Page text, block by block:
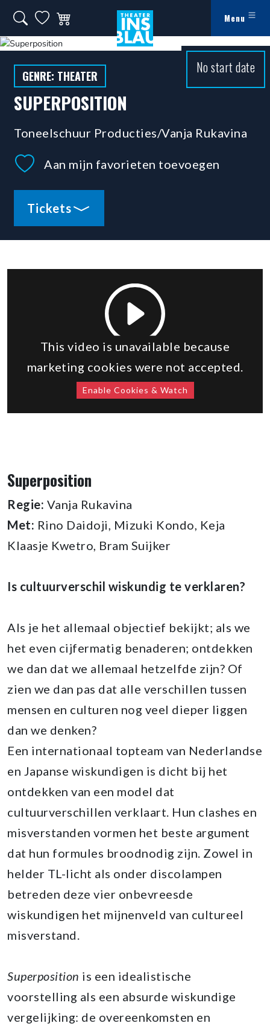
Ga naar hoofdinhoud
Zoeken op website
Mijn favorieten
Winkelwagen Menu
Theater Ins Blau - Theater in Leiden
GENRE: THEATER
SUPERPOSITION
Toneelschuur Producties/Vanja Rukavina
Aan mijn favorieten toevoegen
Tickets
No start date
This video is unavailable because
marketing cookies were not accepted.
Enable Cookies & Watch
Superposition
Regie: Vanja Rukavina
Met: Rino Daidoji, Mizuki Kondo, Keja
Klaasje Kwetro, Bram Suijker
Is cultuurverschil wiskundig te verklaren?
Als je het allemaal objectief bekijkt; als we
het even cijfermatig benaderen; ontdekken
we dan dat we allemaal hetzelfde zijn? Of
zien we dan pas dat alle verschillen tussen
mensen en culturen nog veel dieper liggen
dan we denken?
Een internationaal topteam van Nederlandse
en Japanse wiskundigen is dicht bij het
ontdekken van een model dat
cultuurverschillen verklaart. Hun clashes en
misverstanden vormen het beste argument
dat hun formules broodnodig zijn. Zowel in
helder TL-licht als onder discolampen
betreden deze vier onbevreesde
wiskundigen het mijnenveld van cultureel
misverstand.
Superposition is een idealistische
voorstelling als een absurde wiskundige
vergelijking: de overeenkomsten en